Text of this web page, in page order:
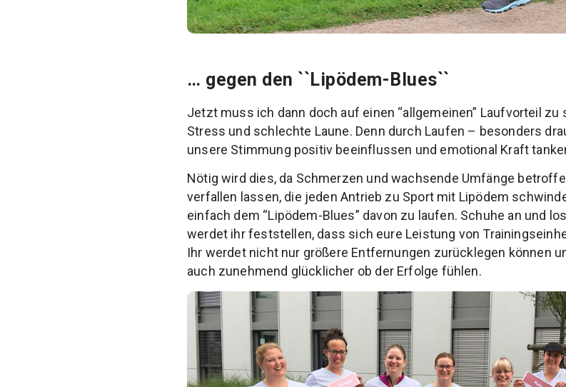
… gegen den ``Lipödem-Blues``
Jetzt muss ich dann doch auf einen “allgemeinen” Laufvorteil
Stress und schlechte Laune. Denn durch Laufen – besonders
unsere Stimmung positiv beeinflussen und emotional Kraft
Nötig wird dies, da Schmerzen und wachsende Umfänge
verfallen lassen, die jeden Antrieb zu Sport mit Lipödem
einfach dem “Lipödem-Blues” davon zu laufen. Schuhe an und
werdet ihr feststellen, dass sich eure Leistung von
Ihr werdet nicht nur größere Entfernungen zurücklegen können
auch zunehmend glücklicher ob der Erfolge fühlen.